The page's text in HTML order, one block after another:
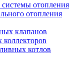
отопления
отопления
клапанов
котлов